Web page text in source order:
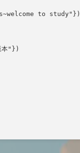
to study"})
"})